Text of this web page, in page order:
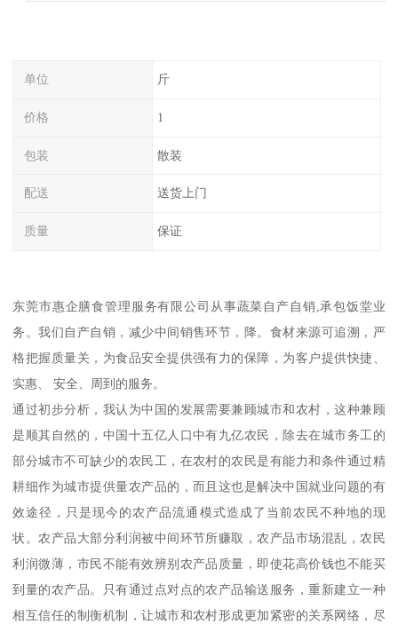
单位 斤
价格 1
包装 散装
配送 送货上门
质量 保证
东莞市惠企膳食管理服务有限公司从事蔬菜自产自销,承包饭堂业
务。我们自产自销，减少中间销售环节，降。食材来源可追溯，严
格把握质量关，为食品安全提供强有力的保障，为客户提供快捷、
实惠、 安全、周到的服务。
通过初步分析，我认为中国的发展需要兼顾城市和农村，这种兼顾
是顺其自然的，中国十五亿人口中有九亿农民，除去在城市务工的
部分城市不可缺少的农民工，在农村的农民是有能力和条件通过精
耕细作为城市提供量农产品的，而且这也是解决中国就业问题的有
效途径，只是现今的农产品流通模式造成了当前农民不种地的现
状。农产品大部分利润被中间环节所赚取，农产品市场混乱，农民
利润微薄，市民不能有效辨别农产品质量，即使花高价钱也不能买
到量的农产品。只有通过点对点的农产品输送服务，重新建立一种
相互信任的制衡机制，让城市和农村形成更加紧密的关系网络，尽